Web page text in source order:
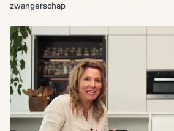
zwangerschap